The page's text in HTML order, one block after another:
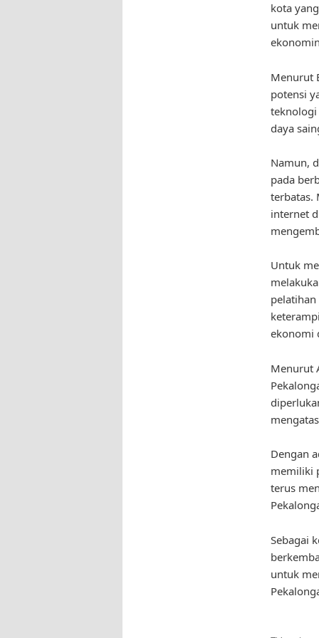
kota
untuk
Menurut
potensi
teknologi
daya
Namun,
pada
terbatas.
internet
Untuk
ekonomi
Menurut
Dengan
memiliki
terus
Sebagai
untuk